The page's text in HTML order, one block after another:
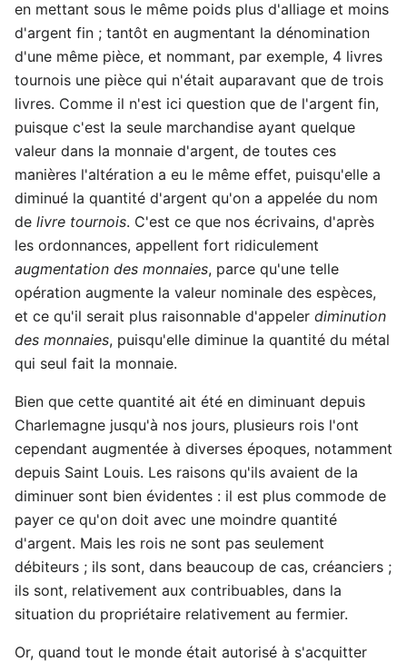
en mettant sous le même poids plus d'alliage et moins
d'argent fin ; tantôt en augmentant la dénomination
d'une même pièce, et nommant, par exemple, 4 livres
tournois une pièce qui n'était auparavant que de trois
livres. Comme il n'est ici question que de l'argent fin,
puisque c'est la seule marchandise ayant quelque
valeur dans la monnaie d'argent, de toutes ces
manières l'altération a eu le même effet, puisqu'elle a
diminué la quantité d'argent qu'on a appelée du nom
de livre tournois. C'est ce que nos écrivains, d'après
les ordonnances, appellent fort ridiculement
augmentation des monnaies, parce qu'une telle
opération augmente la valeur nominale des espèces,
et ce qu'il serait plus raisonnable d'appeler diminution
des monnaies, puisqu'elle diminue la quantité du métal
qui seul fait la monnaie.
Bien que cette quantité ait été en diminuant depuis
Charlemagne jusqu'à nos jours, plusieurs rois l'ont
cependant augmentée à diverses époques, notamment
depuis Saint Louis. Les raisons qu'ils avaient de la
diminuer sont bien évidentes : il est plus commode de
payer ce qu'on doit avec une moindre quantité
d'argent. Mais les rois ne sont pas seulement
débiteurs ; ils sont, dans beaucoup de cas, créanciers ;
ils sont, relativement aux contribuables, dans la
situation du propriétaire relativement au fermier.
Or, quand tout le monde était autorisé à s'acquitter